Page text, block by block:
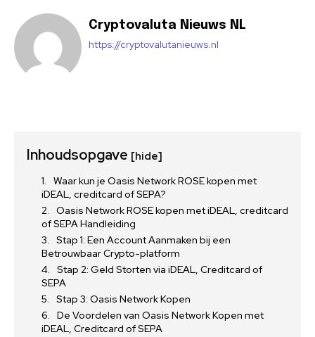
Cryptovaluta Nieuws NL
https://cryptovalutanieuws.nl
Inhoudsopgave [hide]
Waar kun je Oasis Network ROSE kopen met
iDEAL, creditcard of SEPA?
Oasis Network ROSE kopen met iDEAL, creditcard
of SEPA Handleiding
Stap 1: Een Account Aanmaken bij een
Betrouwbaar Crypto-platform
Stap 2: Geld Storten via iDEAL, Creditcard of
SEPA
Stap 3: Oasis Network Kopen
De Voordelen van Oasis Network Kopen met
iDEAL, Creditcard of SEPA